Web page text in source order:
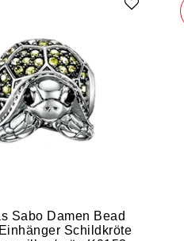
Sabo Damen Bead
Schildkröte